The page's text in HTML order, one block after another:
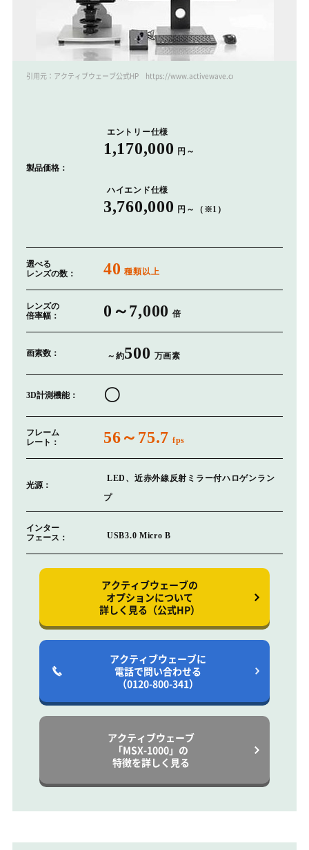
引用元：アクティブウェーブ公式HP https://www.activewave.co.jp/
製品価格：
エントリー仕様
1,170,000 円～
ハイエンド仕様
3,760,000 円～（※1）
選べる
レンズの数：
40 種類以上
レンズの
倍率幅：
0～7,000 倍
画素数： ～約500 万画素
3D計測機能： 〇
フレーム
レート：
56～75.7 fps
光源：
LED、近赤外線反射ミラー付ハロゲンラン
プ
インター
フェース：
USB3.0 Micro B
アクティブウェーブの
オプションについて
詳しく見る（公式HP）
アクティブウェーブに
電話で問い合わせる
（0120-800-341）
アクティブウェーブ
「MSX-1000」の
特徴を詳しく見る